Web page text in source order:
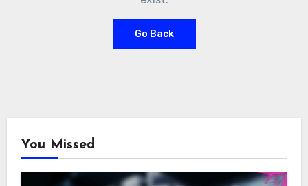
Go Back
You Missed